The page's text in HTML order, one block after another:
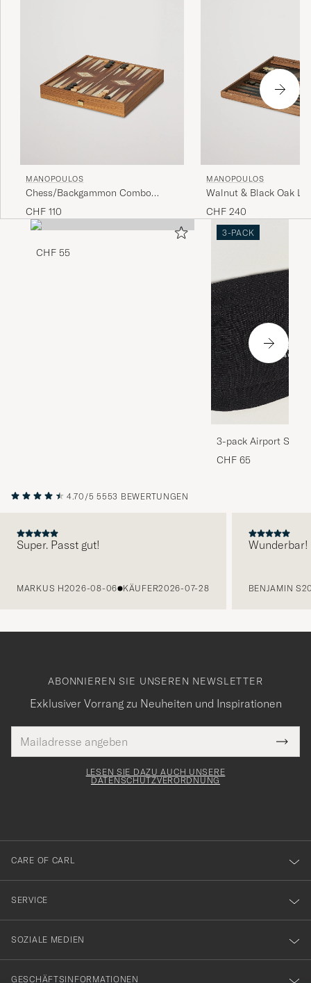
MANOPOULOS
Chess/Backgammon Combo
Game
CHF 110
MANOPOULOS
Walnut & Black Oak
Backgammon
CHF 240
CHF 55
3-PACK
3-pack Airport
Melange
CHF 65
4.70/5 5553 BEWERTUNGEN
Super. Passt gut!
MARKUS H2026-08-06 KÄUFER2026-07-28
Wunderbar!
BENJAMIN S
ABONNIEREN SIE UNSEREN NEWSLETTER
Exklusiver Vorrang zu Neuheiten und Inspirationen
Mail
Adresse
Tack
för
dig
till
vårt
nyhetsbrev!
LESEN SIE DAZU AUCH UNSERE
DATENSCHUTZVERORDNUNG
CARE OF CARL
SERVICE
SOZIALE MEDIEN
GESCHÄFTSINFORMATIONEN